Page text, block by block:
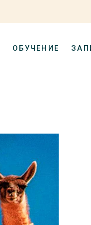
ОБУЧЕНИЕ